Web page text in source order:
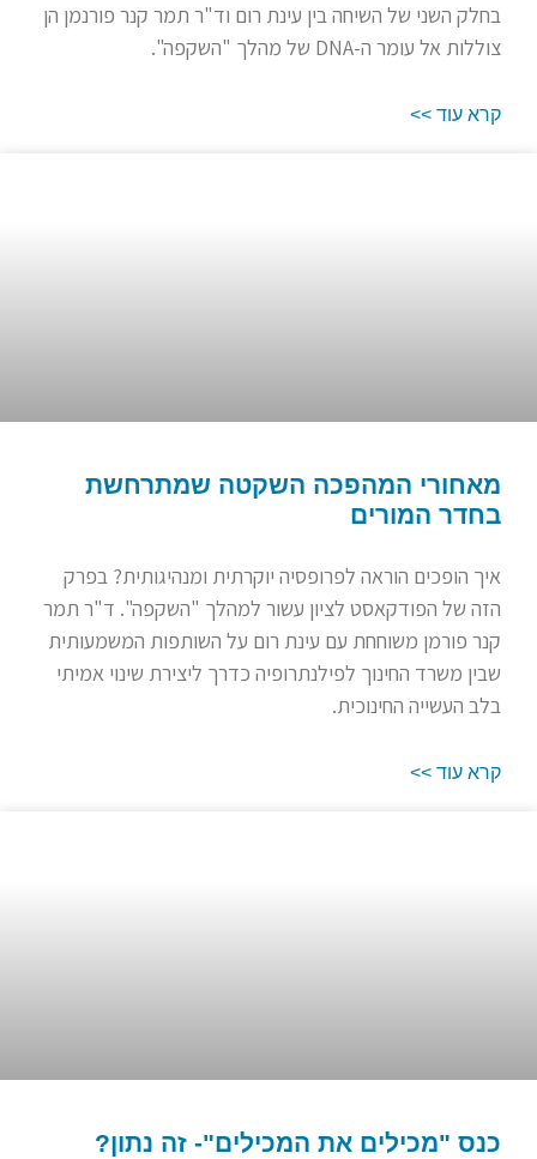
בחלק השני של השיחה בין עינת רום וד"ר תמר קנר פורנמן הן
צוללות אל עומר ה-DNA של מהלך "השקפה".
קרא עוד >>
מאחורי המהפכה השקטה שמתרחשת
בחדר המורים
איך הופכים הוראה לפרופסיה יוקרתית ומנהיגותית? בפרק
הזה של הפודקאסט לציון עשור למהלך "השקפה". ד"ר תמר
קנר פורמן משוחחת עם עינת רום על השותפות המשמעותית
שבין משרד החינוך לפילנתרופיה כדרך ליצירת שינוי אמיתי
בלב העשייה החינוכית.
קרא עוד >>
כנס "מכילים את המכילים"- זה נתון?